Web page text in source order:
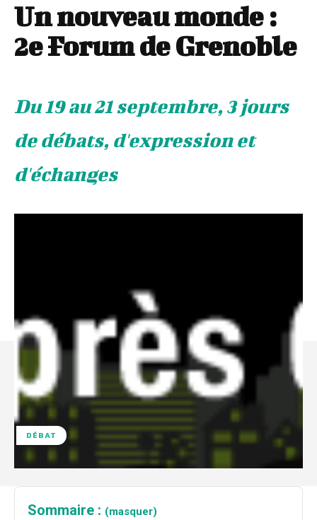
Un nouveau monde :
2e Forum de Grenoble
Du 19 au 21 septembre, 3 jours
de débats, d'expression et
d'échanges
DÉBAT
Sommaire : (masquer)